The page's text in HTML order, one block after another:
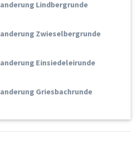
Lindbergrunde
Zwieselbergrunde
Einsiedeleirunde
Griesbachrunde